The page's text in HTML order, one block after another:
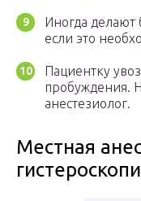
Иногда делают
если это
Пациентку
пробуждения.
анестезиолог.
Местная